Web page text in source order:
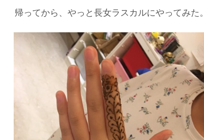
帰ってから、やっと長女ラスカルにやってみた。